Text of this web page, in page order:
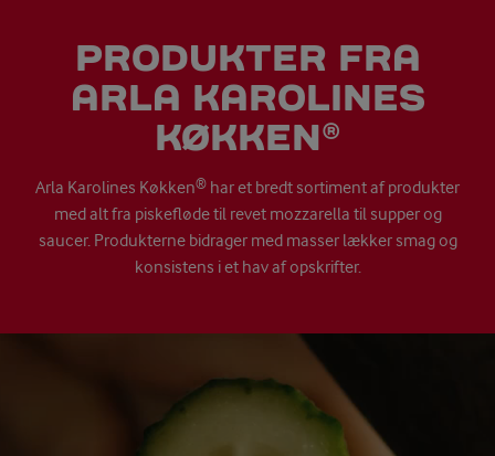
PRODUKTER FRA
ARLA KAROLINES
KØKKEN®
Arla Karolines Køkken® har et bredt sortiment af produkter
med alt fra piskefløde til revet mozzarella til supper og
saucer. Produkterne bidrager med masser lækker smag og
konsistens i et hav af opskrifter.